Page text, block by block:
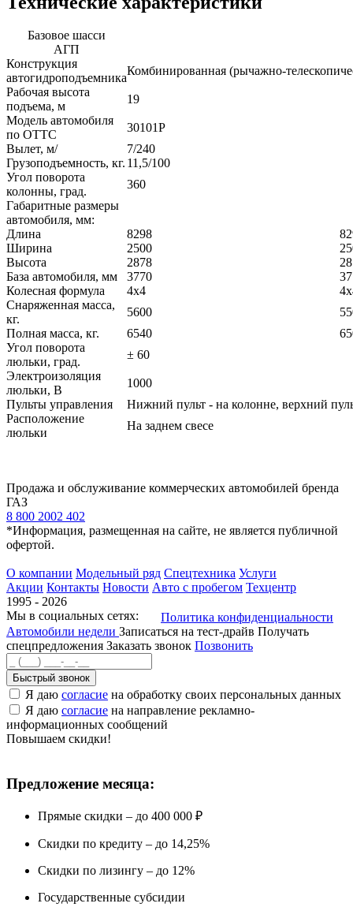
Базовое шасси
АГП
Конструкция
автогидроподъемника
Комбинированная (рычажно-
Рабочая высота
подъема, м
19
Модель автомобиля
по ОТТС
30101P
Вылет, м/
Грузоподъемность, кг. 11,5/100
Угол поворота
колонны, град.
360
Габаритные размеры
автомобиля, мм:
Длина
8298
Ширина
2500
Высота
2878
База автомобиля, мм
3770
Колесная формула
4х4
Снаряженная масса,
кг.
5600
Полная масса, кг.
6540
Угол поворота
люльки, град.
± 60
Электроизоляция
люльки, В
1000
Пульты управления
Нижний пульт - на колонне, верхний
Расположение
люльки
На заднем свесе
Продажа и обслуживание коммерческих автомобилей бренда
ГАЗ
8 800 2002 402
*Информация, размещенная на сайте, не является публичной
офертой.
О компании Модельный ряд Спецтехника Услуги
Акции Контакты Новости Авто с пробегом Техцентр
1995 - 2026
Мы в социальных сетях:
Политика конфиденциальности
Автомобили недели Записаться на тест-драйв Получать
спецпредложения Заказать звонок Позвонить
Быстрый звонок
Я даю согласие на обработку своих персональных данных
Я даю согласие на направление рекламно-
информационных сообщений
Повышаем скидки!
Предложение месяца:
Прямые скидки – до 400 000 ₽
Скидки по кредиту – до 14,25%
Скидки по лизингу – до 12%
Государственные субсидии